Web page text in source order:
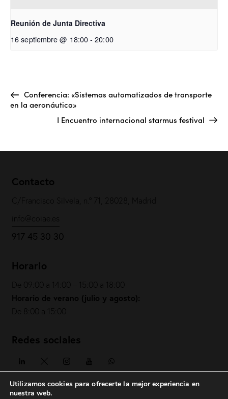
Reunión de Junta Directiva
16 septiembre @ 18:00- 20:00
Conferencia: «Sistemas automatizados de transporte
en la aeronáutica»
I Encuentro internacional starmus festival
Contacto
C/Francisco Silvela, n.º 71, 28028, Madrid
917 45 30 30
Horario
De 09:00 a 14:00 – 15:00 a 18:00
Horario de verano (julio y agosto):
De 8:00 a 15:00
Redes sociales
Utilizamos cookies para ofrecerte la mejor experiencia en
nuestra web.